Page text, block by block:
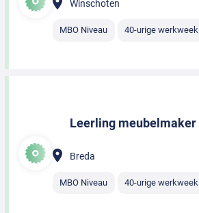
Winschoten
MBO Niveau 40-urige werkweek
Leerling meubelmaker
Breda
MBO Niveau 40-urige werkweek